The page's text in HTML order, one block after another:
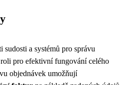
sudosti a systémů pro správu
pro efektivní fungování celého
objednávek umožňují